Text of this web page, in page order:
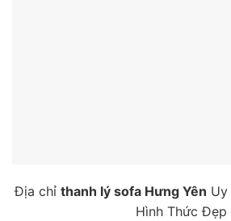
Địa chỉ thanh lý sofa Hưng Yên
Hình Thức Đẹp